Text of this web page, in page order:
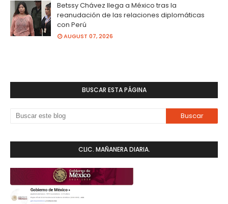
Betssy Chávez llega a México tras la
reanudación de las relaciones diplomáticas
con Perú
AUGUST 07, 2026
BUSCAR ESTA PÁGINA
CLIC. MAÑANERA DIARIA.